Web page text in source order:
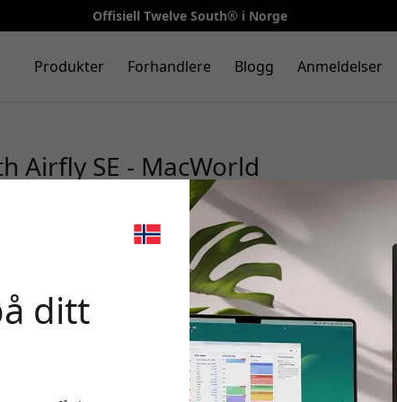
Offisiell Twelve South® i Norge
Produkter Forhandlere Blogg Anmeldelser
Airfly SE - MacWorld
ditt
🎉 Din
Bruk denne koden i